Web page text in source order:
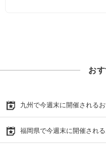
お
九州で今週末に開催される
福岡県で今週末に開催され